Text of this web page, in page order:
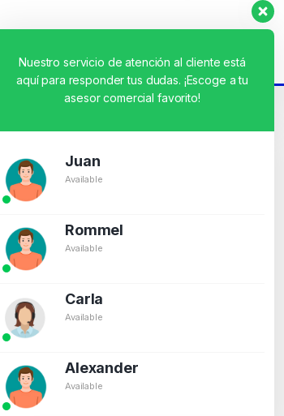
Nuestro servicio de atención al cliente está
aquí para responder tus dudas. ¡Escoge a tu
asesor comercial favorito!
Juan
Available
Rommel
Available
Carla
Available
Alexander
Available